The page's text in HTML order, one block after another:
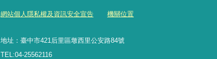
網站個人隱私權及資訊安全宣告 機關位置
地址：臺中市421后里區墩西里公安路84號
TEL:04-25562116